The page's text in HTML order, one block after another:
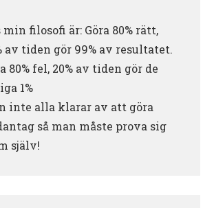
min filosofi är: Göra 80% rätt,
av tiden gör 99% av resultatet.
80% fel, 20% av tiden gör de
1%
inte alla klarar av att göra
så man måste prova sig
själv!